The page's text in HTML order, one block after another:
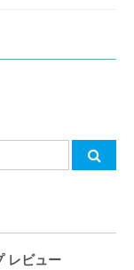
レビュー